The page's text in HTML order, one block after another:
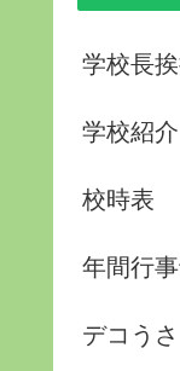
学校長
学校紹介
校時表
年間行
デコうさ